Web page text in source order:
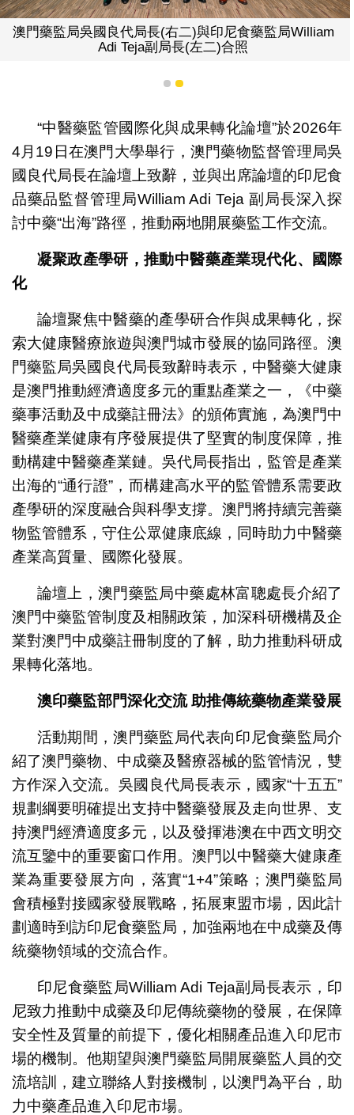
澳門藥監局吳國良代局長(右二)與印尼食藥監局William
Adi Teja副局長(左二)合照
1 2
“中醫藥監管國際化與成果轉化論壇”於2026年
4月19日在澳門大學舉行，澳門藥物監督管理局吳
國良代局長在論壇上致辭，並與出席論壇的印尼食
品藥品監督管理局William Adi Teja 副局長深入探
討中藥“出海”路徑，推動兩地開展藥監工作交流。
凝聚政產學研，推動中醫藥產業現代化、國際
化
論壇聚焦中醫藥的產學研合作與成果轉化，探
索大健康醫療旅遊與澳門城市發展的協同路徑。澳
門藥監局吳國良代局長致辭時表示，中醫藥大健康
是澳門推動經濟適度多元的重點產業之一，《中藥
藥事活動及中成藥註冊法》的頒佈實施，為澳門中
醫藥產業健康有序發展提供了堅實的制度保障，推
動構建中醫藥產業鏈。吳代局長指出，監管是產業
出海的“通行證”，而構建高水平的監管體系需要政
產學研的深度融合與科學支撐。澳門將持續完善藥
物監管體系，守住公眾健康底線，同時助力中醫藥
產業高質量、國際化發展。
論壇上，澳門藥監局中藥處林富聰處長介紹了
澳門中藥監管制度及相關政策，加深科研機構及企
業對澳門中成藥註冊制度的了解，助力推動科研成
果轉化落地。
澳印藥監部門深化交流 助推傳統藥物產業發展
活動期間，澳門藥監局代表向印尼食藥監局介
紹了澳門藥物、中成藥及醫療器械的監管情況，雙
方作深入交流。吳國良代局長表示，國家“十五五”
規劃綱要明確提出支持中醫藥發展及走向世界、支
持澳門經濟適度多元，以及發揮港澳在中西文明交
流互鑒中的重要窗口作用。澳門以中醫藥大健康產
業為重要發展方向，落實“1+4”策略；澳門藥監局
會積極對接國家發展戰略，拓展東盟市場，因此計
劃適時到訪印尼食藥監局，加強兩地在中成藥及傳
統藥物領域的交流合作。
印尼食藥監局William Adi Teja副局長表示，印
尼致力推動中成藥及印尼傳統藥物的發展，在保障
安全性及質量的前提下，優化相關產品進入印尼市
場的機制。他期望與澳門藥監局開展藥監人員的交
流培訓，建立聯絡人對接機制，以澳門為平台，助
力中藥產品進入印尼市場。